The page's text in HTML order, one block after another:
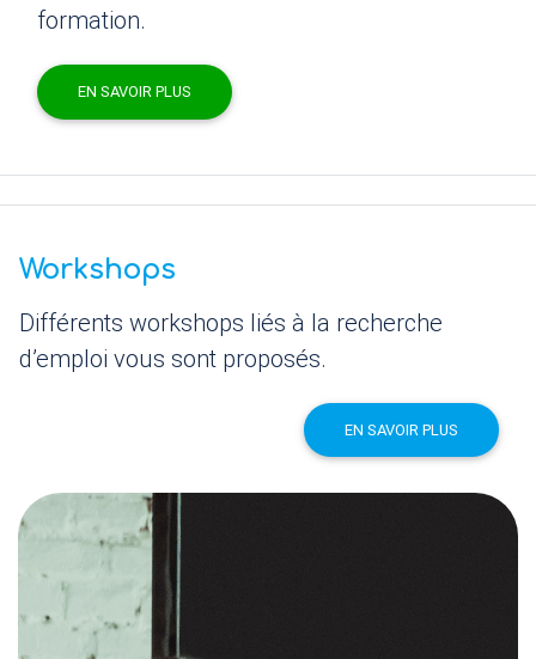
formation.
EN SAVOIR PLUS
Workshops
Différents workshops liés à la recherche
d’emploi vous sont proposés.
EN SAVOIR PLUS